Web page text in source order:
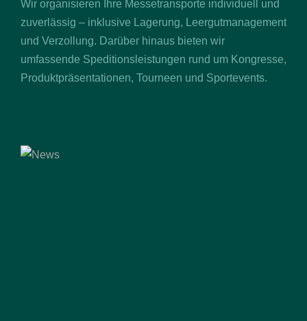
Wir organisieren Ihre Messetransporte individuell und
zuverlässig – inklusive Lagerung, Leergutmanagement
und Verzollung. Darüber hinaus bieten wir
umfassende Speditionsleistungen rund um Kongresse,
Produktpräsentationen, Tourneen und Sportevents.